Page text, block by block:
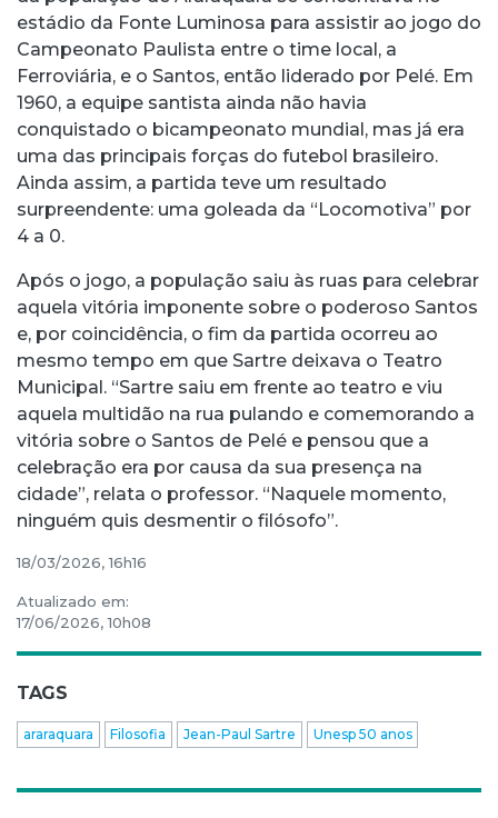
estádio da Fonte Luminosa para assistir ao jogo do
Campeonato Paulista entre o time local, a
Ferroviária, e o Santos, então liderado por Pelé. Em
1960, a equipe santista ainda não havia
conquistado o bicampeonato mundial, mas já era
uma das principais forças do futebol brasileiro.
Ainda assim, a partida teve um resultado
surpreendente: uma goleada da “Locomotiva” por
4 a 0.
Após o jogo, a população saiu às ruas para celebrar
aquela vitória imponente sobre o poderoso Santos
e, por coincidência, o fim da partida ocorreu ao
mesmo tempo em que Sartre deixava o Teatro
Municipal. “Sartre saiu em frente ao teatro e viu
aquela multidão na rua pulando e comemorando a
vitória sobre o Santos de Pelé e pensou que a
celebração era por causa da sua presença na
cidade”, relata o professor. “Naquele momento,
ninguém quis desmentir o filósofo”.
18/03/2026, 16h16
Atualizado em:
17/06/2026, 10h08
TAGS
araraquara Filosofia Jean-Paul Sartre Unesp 50 anos